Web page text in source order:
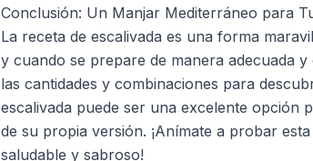
Conclusión: Un Manjar Mediterráneo para
La receta de escalivada es una forma
y cuando se prepare de manera adecuada
las cantidades y combinaciones para
escalivada puede ser una excelente opción
de su propia versión. ¡Anímate a probar
saludable y sabroso!